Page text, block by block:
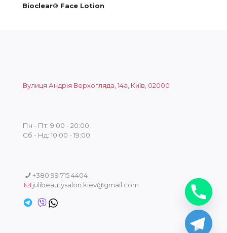
Bioclear® Face Lotion
Вулиця Андрія Верхогляда, 14а, Київ, 02000
Пн - Пт: 9:00 - 20:00,
Сб - Нд: 10:00 - 19:00
+380 99 715 4404
julibeautysalon.kiev@gmail.com